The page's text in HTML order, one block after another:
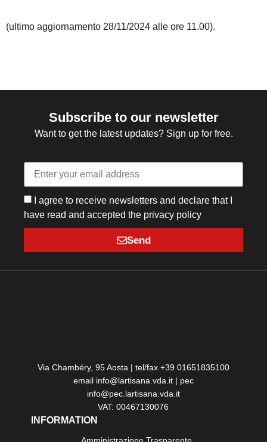
(ultimo aggiornamento 28/11/2024 alle ore 11.00).
Subscribe to our newsletter
Want to get the latest updates? Sign up for free.
I agree to receive newsletters and declare that I
have read and accepted the privacy policy
Send
Via Chambéry, 95 Aosta | tel/fax +39 01651835100
email info@lartisana.vda.it | pec
info@pec.lartisana.vda.it
VAT: 00467130076
INFORMATION